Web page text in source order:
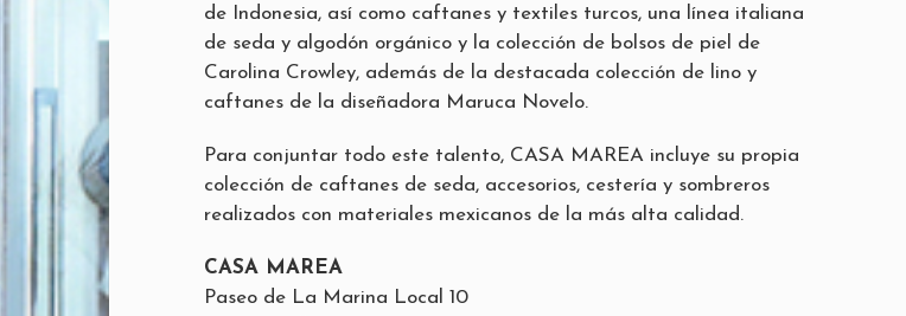
de Indonesia, así como caftanes y textiles turcos, una línea italiana
de seda y algodón orgánico y la colección de bolsos de piel de
Carolina Crowley, además de la destacada colección de lino y
caftanes de la diseñadora Maruca Novelo.
Para conjuntar todo este talento, CASA MAREA incluye su propia
colección de caftanes de seda, accesorios, cestería y sombreros
realizados con materiales mexicanos de la más alta calidad.
CASA MAREA
Paseo de La Marina Local 10